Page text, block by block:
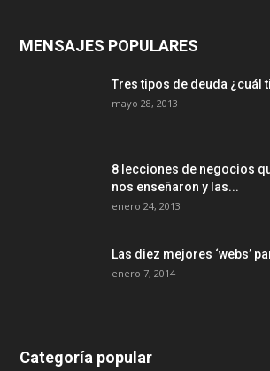
MENSAJES POPULARES
Tres tipos de deuda ¿cuál
mayo 28, 2013
8 lecciones de negocios
nos enseñaron y las...
enero 24, 2013
Las diez mejores ‘webs’
enero 7, 2014
Categoría popular